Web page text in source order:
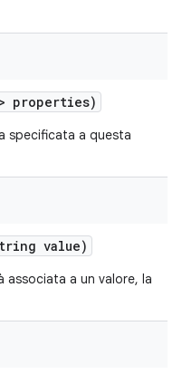
properties)
specificata a questa
value)
associata a un valore, la